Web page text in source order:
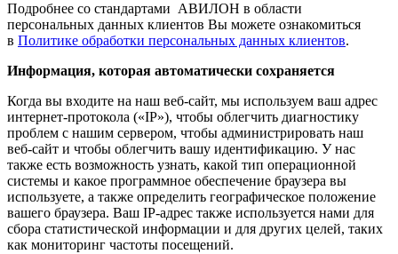
Подробнее со стандартами АВИЛОН в области
персональных данных клиентов Вы можете ознакомиться
в Политике обработки персональных данных клиентов.
Информация, которая автоматически сохраняется
Когда вы входите на наш веб-сайт, мы используем ваш адрес
интернет-протокола («IP»), чтобы облегчить диагностику
проблем с нашим сервером, чтобы администрировать наш
веб-сайт и чтобы облегчить вашу идентификацию. У нас
также есть возможность узнать, какой тип операционной
системы и какое программное обеспечение браузера вы
используете, а также определить географическое положение
вашего браузера. Ваш IP-адрес также используется нами для
сбора статистической информации и для других целей, таких
как мониторинг частоты посещений.